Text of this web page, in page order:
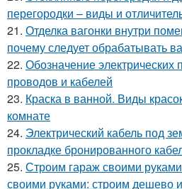
перегородки – виды и
21. Отделка вагонки внутри
почему следует обрабатывать
22. Обозначение
проводов и кабелей
23. Краска в ванной. Виды
комнате
24. Электрический кабель под
прокладке бронированного
25. Строим гараж своими
своими руками: строим дешево